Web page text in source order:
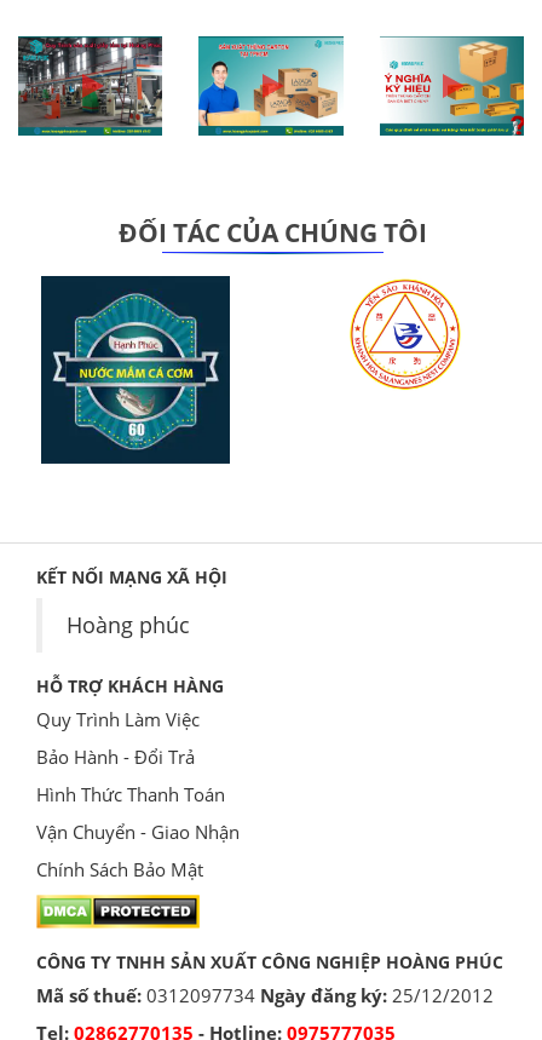
ĐỐI TÁC CỦA CHÚNG TÔI
KẾT NỐI MẠNG XÃ HỘI
Hoàng phúc
HỖ TRỢ KHÁCH HÀNG
Quy Trình Làm Việc
Bảo Hành - Đổi Trả
Hình Thức Thanh Toán
Vận Chuyển - Giao Nhận
Chính Sách Bảo Mật
CÔNG TY TNHH SẢN XUẤT CÔNG NGHIỆP HOÀNG PHÚC
Mã số thuế: 0312097734 Ngày đăng ký: 25/12/2012
Tel: 02862770135 - Hotline: 0975777035